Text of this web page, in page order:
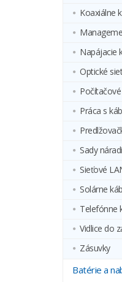
Koaxiálne
Napájacie
Optické
Práca s
Sady
Sieťové
Solárne
Telefónne
Vidlice do
Zásuvky
Batérie a